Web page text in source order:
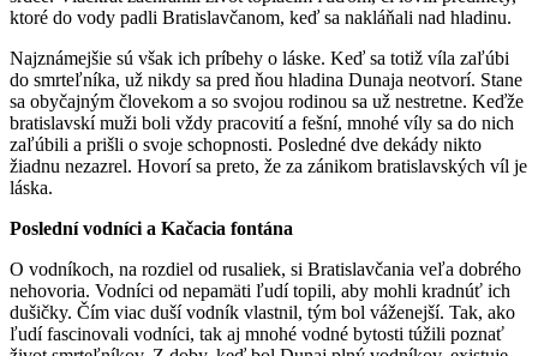
ktoré do vody padli Bratislavčanom, keď sa nakláňali nad hladinu.
Najznámejšie sú však ich príbehy o láske. Keď sa totiž víla zaľúbi
do smrteľníka, už nikdy sa pred ňou hladina Dunaja neotvorí. Stane
sa obyčajným človekom a so svojou rodinou sa už nestretne. Keďže
bratislavskí muži boli vždy pracovití a fešní, mnohé víly sa do nich
zaľúbili a prišli o svoje schopnosti. Posledné dve dekády nikto
žiadnu nezazrel. Hovorí sa preto, že za zánikom bratislavských víl je
láska.
Poslední vodníci a Kačacia fontána
O vodníkoch, na rozdiel od rusaliek, si Bratislavčania veľa dobrého
nehovoria. Vodníci od nepamäti ľudí topili, aby mohli kradnúť ich
dušičky. Čím viac duší vodník vlastnil, tým bol váženejší. Tak, ako
ľudí fascinovali vodníci, tak aj mnohé vodné bytosti túžili poznať